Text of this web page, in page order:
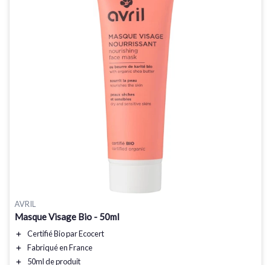
AVRIL
Masque Visage Bio - 50ml
＋ Certifié Biopar Ecocert
＋
Fabriqué en France
＋
50mlde produit